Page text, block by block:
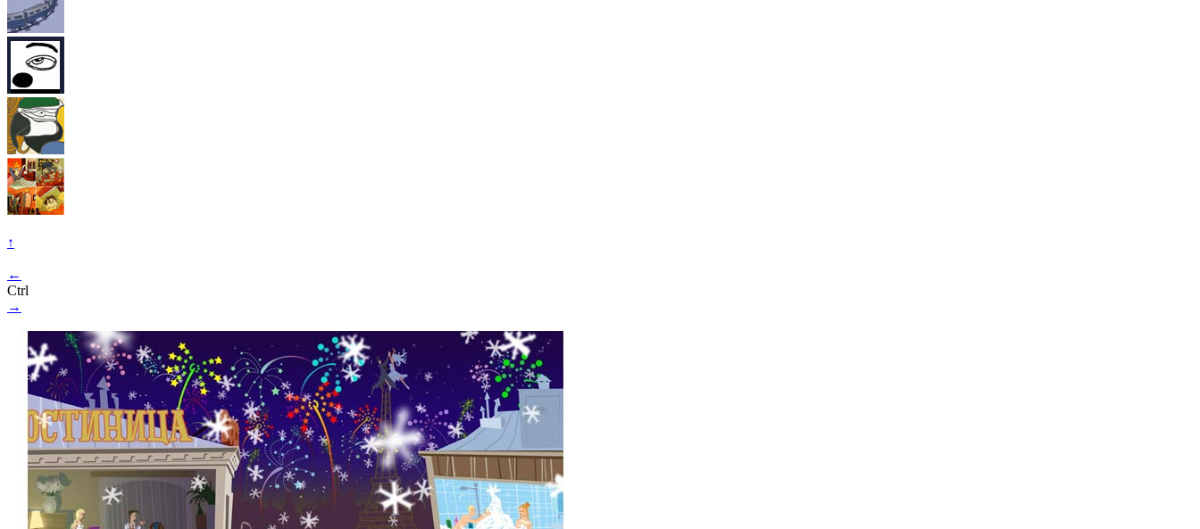
↑
←
Ctrl
→